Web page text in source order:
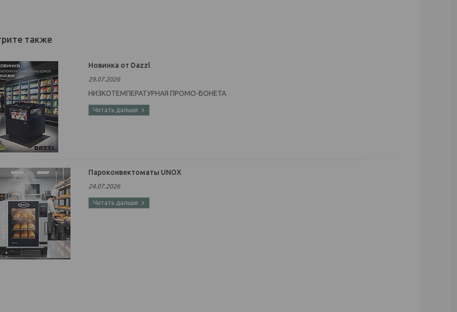
Новинка от Dazzl
29.07.2026
НИЗКОТЕМПЕРАТУРНАЯ ПРОМО-БОНЕТА
Пароконвектоматы UNOX
24.07.2026